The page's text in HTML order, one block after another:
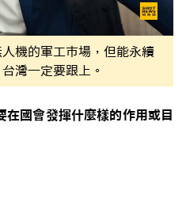
機的軍工市場，但能永續
灣一定要跟上。
國會發揮什麼樣的作用或目